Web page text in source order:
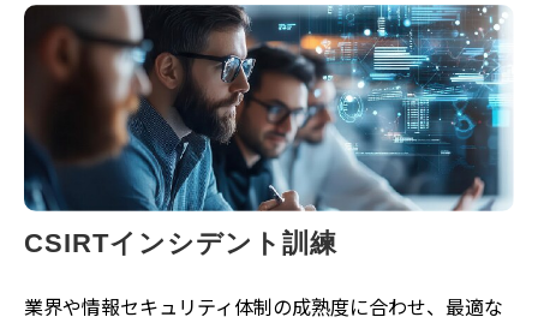
CSIRTインシデント訓練
業界や情報セキュリティ体制の成熟度に合わせ、最適な